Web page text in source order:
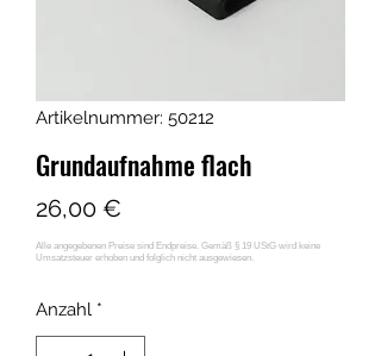
Artikelnummer: 50212
Grundaufnahme flach
26,00 €
Anzahl *